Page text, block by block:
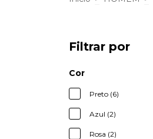
Filtrar por
Cor
Preto (6)
Azul (2)
Rosa (2)